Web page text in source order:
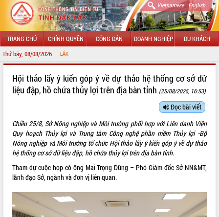
Vietnamese| English
TRANG CHỦ CHÍNH QUYỀN CÔNG DÂN DOANH NGHIỆP DU KHÁCH
Thứ bảy, 08/08/2026
LÃNH ĐẠO UBND TỈNH
SỞ, BAN, NGÀNH
UBND CÁC XÃ, PHƯỜNG
THÔNG TIN CHỈ ĐẠO ĐIỀU HÀNH
HỆ THỐNG VĂN BẢN
VĂN BẢN HĐND TỈNH
Hội thảo lấy ý kiến góp ý về dự thảo hệ thống cơ sở dữ
liệu đập, hồ chứa thủy lợi trên địa bàn tỉnh (25/08/2025, 16:53)
Đọc bài viết
Chiều 25/8, Sở Nông nghiệp và Môi trường phối hợp với Liên danh Viện
Quy hoạch Thủy lợi và Trung tâm Công nghệ phần mềm Thủy lợi -Bộ
Nông nghiệp và Môi trường tổ chức Hội thảo lấy ý kiến góp ý về dự thảo
hệ thống cơ sở dữ liệu đập, hồ chứa thủy lợi trên địa bàn tỉnh.
Tham dự cuộc họp có ông Mai Trọng Dũng – Phó Giám đốc Sở NN&MT,
lãnh đạo Sở, ngành và đơn vị liên quan.